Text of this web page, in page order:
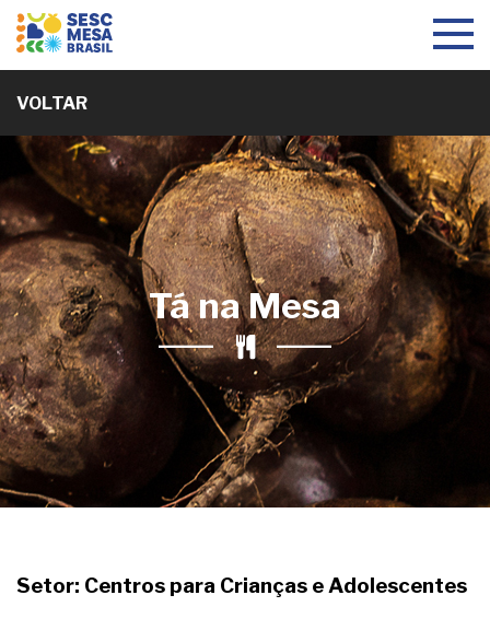
Toggle
VOLTAR
Tá na Mesa
Setor: Centros para Crianças e Adolescentes